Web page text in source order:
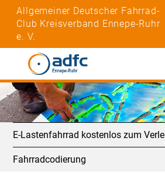
Allgemeiner Deutscher Fahrrad-
Club Kreisverband Ennepe-Ruhr
e. V.
E-Lastenfahrrad kostenlos zum
Fahrradcodierung